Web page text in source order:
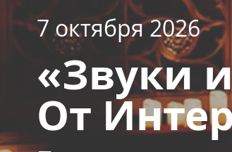
7 октября 2026
«Звуки
От